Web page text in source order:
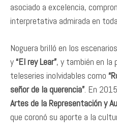
asociado a excelencia,
interpretativa admirada en toda
Noguera brilló en los
y“El rey Lear”, y también en la
teleseries inolvidables como
señor de la querencia” . En
Artes de la Representación y
que coronó su aporte a la